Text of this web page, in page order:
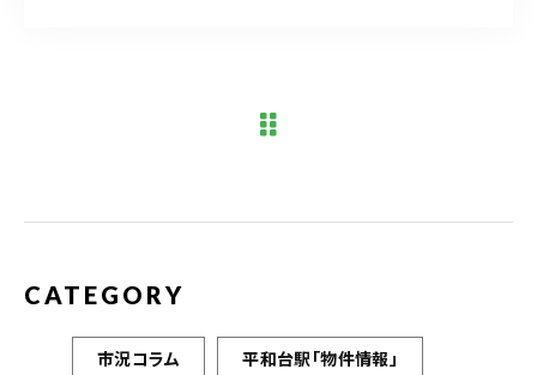
CATEGORY
市況コラム 平和台駅「物件情報」
お問い合わせはこちら